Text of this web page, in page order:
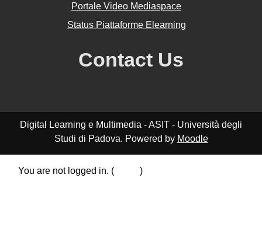
Portale Video Mediaspace
Status Piattaforme Elearning
Contact Us
Digital Learning e Multimedia - ASIT - Università degli
Studi di Padova. Powered by Moodle
You are not logged in. (
)